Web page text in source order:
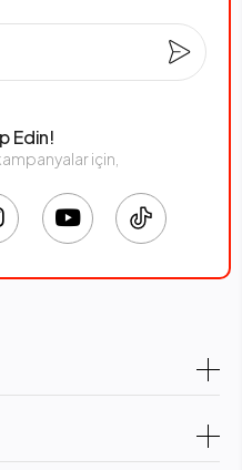
Edin!
için,